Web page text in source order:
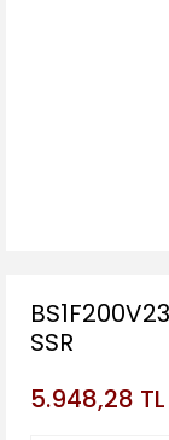
SSR
5.948,28 TL